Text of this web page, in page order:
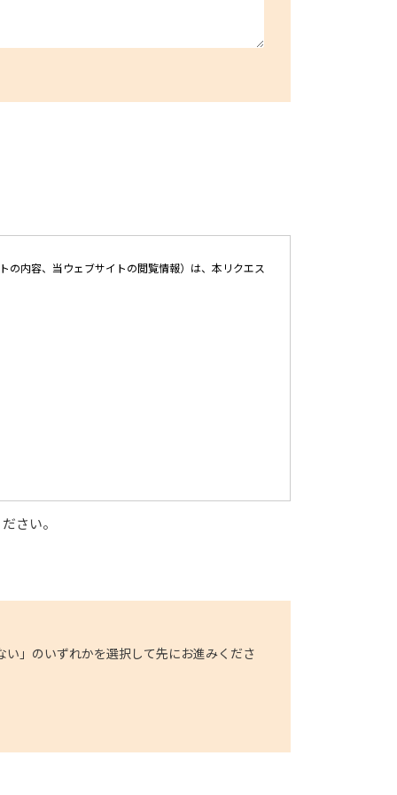
内容、当ウェブサイトの閲覧情報）は、本リクエス
さい。
」のいずれかを選択して先にお進みくださ